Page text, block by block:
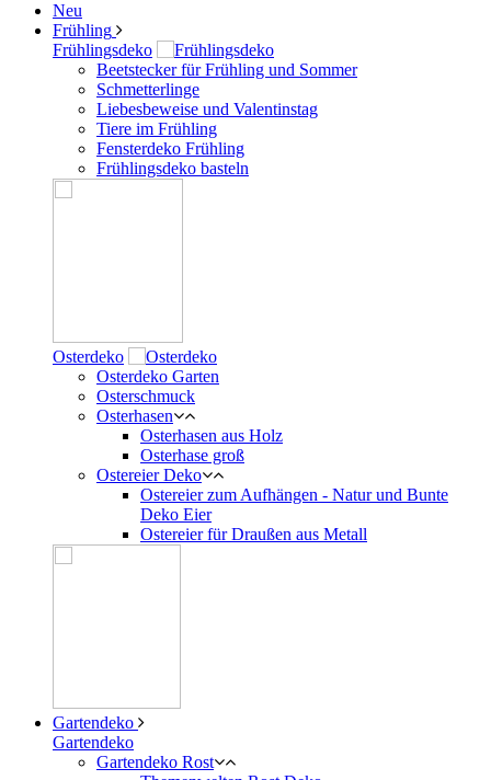
Neu
Frühling
Frühlingsdeko
Beetstecker für Frühling und Sommer
Schmetterlinge
Liebesbeweise und Valentinstag
Tiere im Frühling
Fensterdeko Frühling
Frühlingsdeko basteln
Osterdeko
Osterdeko Garten
Osterschmuck
Osterhasen
Osterhasen aus Holz
Osterhase groß
Ostereier Deko
Ostereier zum Aufhängen - Natur und Bunte
Deko Eier
Ostereier für Draußen aus Metall
Gartendeko
Gartendeko
Gartendeko Rost